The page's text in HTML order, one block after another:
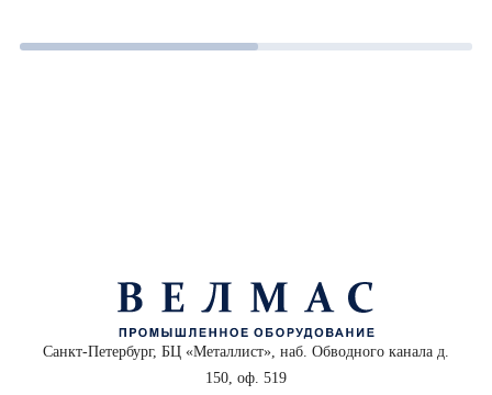
Санкт-Петербург, БЦ «Металлист», наб. Обводного канала д.
150, оф. 519